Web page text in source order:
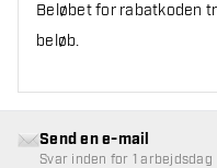
Beløbet for rabatkoden
beløb.
Send en e-mail
Svar inden for 1 arbejdsdag